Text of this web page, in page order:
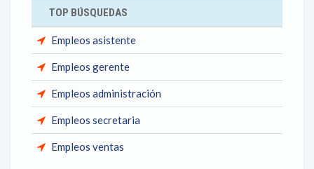
TOP BÚSQUEDAS
Empleos asistente
Empleos gerente
Empleos administración
Empleos secretaria
Empleos ventas